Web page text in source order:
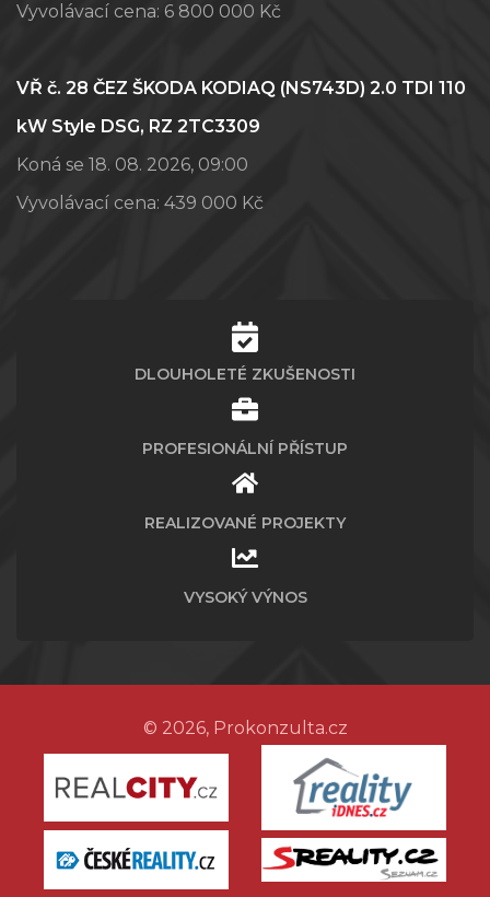
Vyvolávací cena: 6 800 000 Kč
VŘ č. 28 ČEZ ŠKODA KODIAQ (NS743D) 2.0 TDI 110
kW Style DSG, RZ 2TC3309
Koná se 18. 08. 2026, 09:00
Vyvolávací cena: 439 000 Kč
DLOUHOLETÉ ZKUŠENOSTI
PROFESIONÁLNÍ PŘÍSTUP
REALIZOVANÉ PROJEKTY
VYSOKÝ VÝNOS
© 2026, Prokonzulta.cz